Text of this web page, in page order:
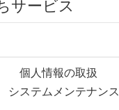
サービス
個人情報の取扱
システムメンテナンス